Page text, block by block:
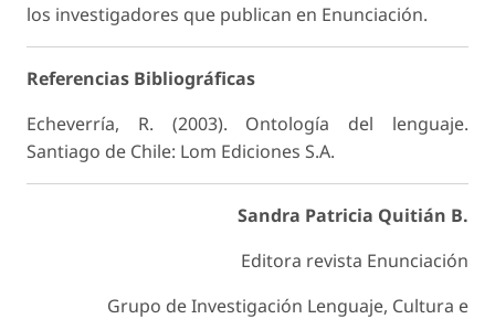
los investigadores que publican en Enunciación.
Referencias Bibliográficas
Echeverría, R. (2003). Ontología del lenguaje.
Santiago de Chile: Lom Ediciones S.A.
Sandra Patricia Quitián B.
Editora revista Enunciación
Grupo de Investigación Lenguaje, Cultura e